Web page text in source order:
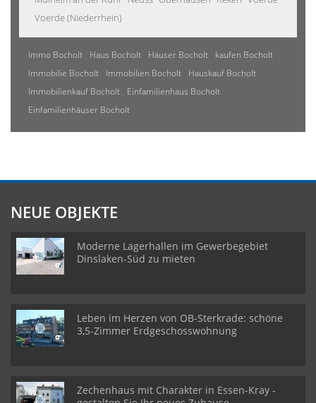
Voerde (Niederrhein)
Immo Bocholt Haus Bocholt Häuser Bocholt
kaufen Bocholt
Immobilie Bocholt
Immobilien Bocholt
Hauskauf Bocholt
Immobilienkauf Bocholt
Einfamilienhaus Bocholt
Einfamilienhäuser Bocholt
NEUE OBJEKTE
Moderne Lagerhallen im Gewerbegebiet
Dinslaken-Süd zu mieten
Leben im Herzen von OB-Sterkrade: schöne
3,5-Zimmer Erdgeschosswohnung
Zechenhaus mit Charakter in Essen-Kray -